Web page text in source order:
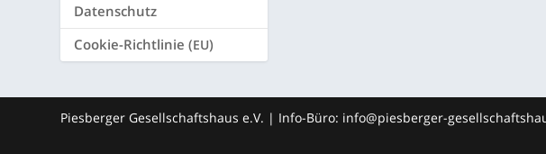
Daten­schutz
Coo­kie-Richt­li­nie (EU)
Piesberger Gesellschaftshaus e.V. | Info-Büro: info@piesberger-